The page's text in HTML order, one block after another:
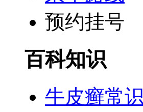
预约挂号
百科知识
牛皮癣常识